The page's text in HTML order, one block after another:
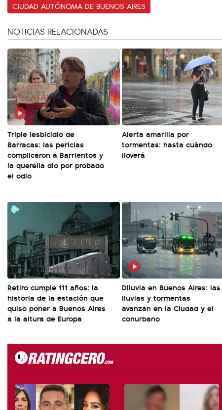
CIUDAD AUTÓNOMA DE BUENOS AIRES
NOTICIAS RELACIONADAS
Triple lesbicidio de
Barracas: las pericias
complicaron a Barrientos y
la querella dio por probado
el odio
Alerta amarilla por
tormentas: hasta cuándo
lloverá
Retiro cumple 111 años: la
historia de la estación que
quiso poner a Buenos Aires
a la altura de Europa
Diluvia en Buenos Aires: las
lluvias y tormentas
avanzan en la Ciudad y el
conurbano